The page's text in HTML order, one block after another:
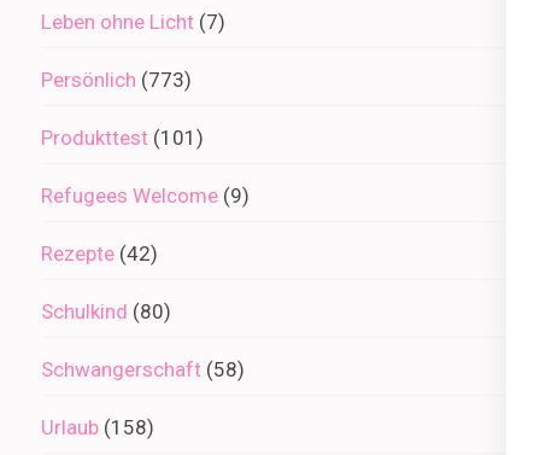
Leben ohne Licht (7)
Persönlich (773)
Produkttest (101)
Refugees Welcome (9)
Rezepte (42)
Schulkind (80)
Schwangerschaft (58)
Urlaub (158)